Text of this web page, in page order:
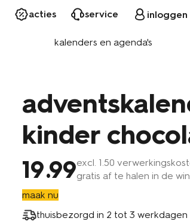
acties service inloggen
kalenders en agenda's
kinder
19.99excl. 1.50
gratis af te halen in de
maak nu
thuisbezorgd in 2 tot 3 werkdagen